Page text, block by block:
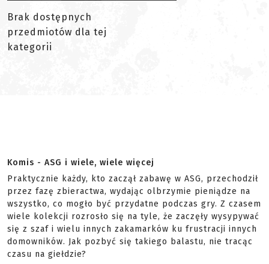
Brak dostępnych
przedmiotów dla tej
kategorii
Komis - ASG i wiele, wiele więcej
Praktycznie każdy, kto zaczął zabawę w ASG, przechodził
przez fazę zbieractwa, wydając olbrzymie pieniądze na
wszystko, co mogło być przydatne podczas gry. Z czasem
wiele kolekcji rozrosło się na tyle, że zaczęły wysypywać
się z szaf i wielu innych zakamarków ku frustracji innych
domowników. Jak pozbyć się takiego balastu, nie tracąc
czasu na giełdzie?